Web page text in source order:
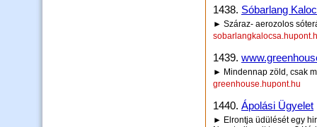
1438. Sóbarlang
► Száraz- aerozolos
1439.
► Mindennap zöld, csak
greenhouse.hupont.hu
1440. Ápolási Ügyelet
► Elrontja üdülését egy